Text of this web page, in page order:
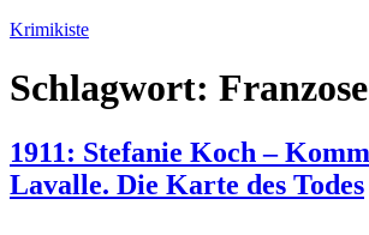
Zum
springen
Krimikiste
Schlagwort: Franzose
1911: Stefanie Koch –
Lavalle. Die Karte des Todes